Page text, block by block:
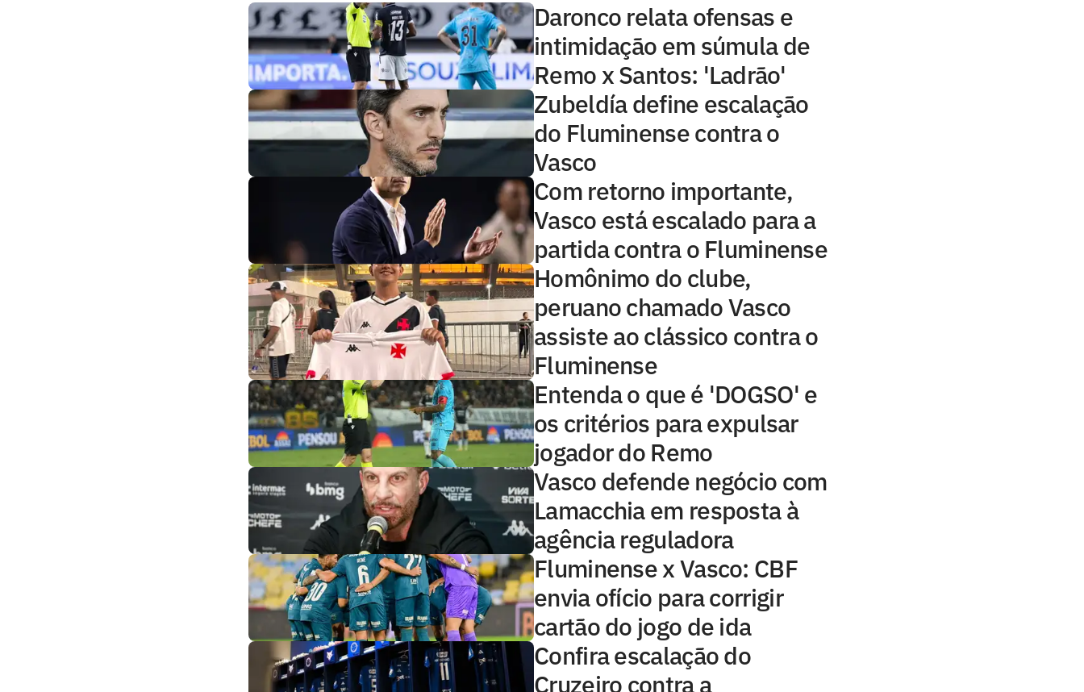
Daronco relata ofensas e
intimidação em súmula de
Remo x Santos: 'Ladrão'
Zubeldía define escalação
do Fluminense contra o
Vasco
Com retorno importante,
Vasco está escalado para a
partida contra o Fluminense
Homônimo do clube,
peruano chamado Vasco
assiste ao clássico contra o
Fluminense
Entenda o que é 'DOGSO' e
os critérios para expulsar
jogador do Remo
Vasco defende negócio com
Lamacchia em resposta à
agência reguladora
Fluminense x Vasco: CBF
envia ofício para corrigir
cartão do jogo de ida
Confira escalação do
Cruzeiro contra a